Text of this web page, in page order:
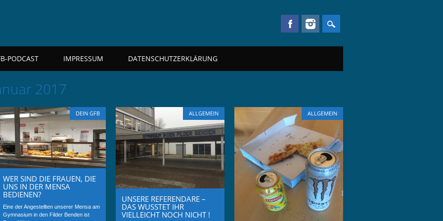
PODCAST IMPRESSUM DATENSCHUTZERKLÄRUNG
2017
DEIN GFB
WER SIND DIE FRAUEN, DIE
UNS IN DER MENSA
BEDIENEN?
Eine der Angestellten unserer Mensa am
Gymnasium in den Filder Benden ist
ALLGEMEIN
UNSERE REFERENDARE –
DAS WUSSTET IHR
VIELLEICHT NOCH NICHT !
ALLGEMEIN